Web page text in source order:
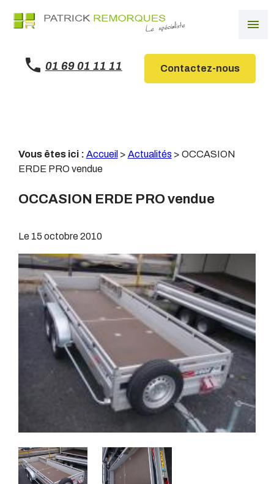
menu
01 69 01 11 11 Contactez-nous
Vous êtes ici : Accueil > Actualités > OCCASION
ERDE PRO vendue
OCCASION ERDE PRO vendue
Le 15 octobre 2010